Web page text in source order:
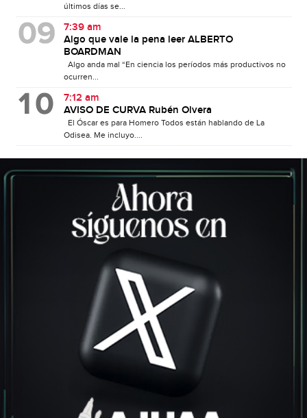
últimos días se...
7:39 am
Algo que vale la pena leer ALBERTO
BOARDMAN
Algo anda mal “En ciencia los períodos más productivos no
ocurren...
7:12 am
AVISO DE CURVA Rubén Olvera
El Óscar es para Homero Todos están hablando de La
Odisea. Me incluyo....